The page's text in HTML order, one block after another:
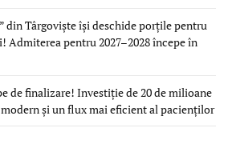
din Târgoviște își deschide porțile pentru
pentru 2027–2028 începe în
de finalizare! Investiție de 20 de milioane
și un flux mai eficient al pacienților